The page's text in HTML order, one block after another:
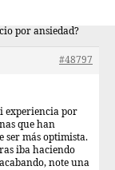
por ansiedad?
#48797
experiencia por
que han
ser más optimista.
iba haciendo
note una